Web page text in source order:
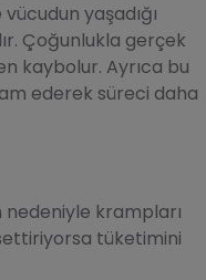
yaşadığı
Çoğunlukla gerçek
kaybolur. Ayrıca bu
ederek süreci daha
krampları
tüketimini